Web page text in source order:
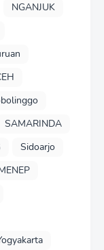
NGANJUK
SAMARINDA
Sidoarjo